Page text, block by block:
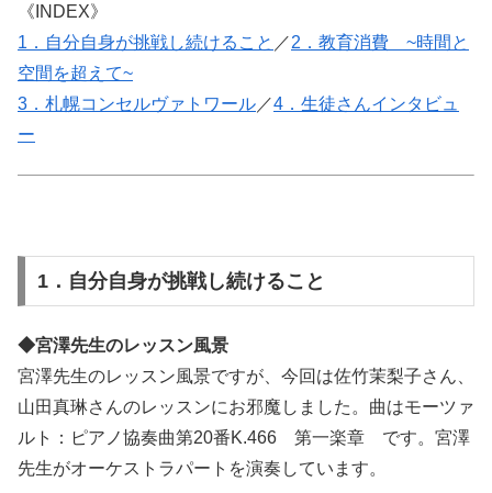
《INDEX》
1．自分自身が挑戦し続けること ／2．教育消費 ~時間と
空間を超えて~
3．札幌コンセルヴァトワール ／4．生徒さんインタビュ
ー
1．自分自身が挑戦し続けること
◆宮澤先生のレッスン風景
宮澤先生のレッスン風景ですが、今回は佐竹茉梨子さん、
山田真琳さんのレッスンにお邪魔しました。曲はモーツァ
ルト：ピアノ協奏曲第20番K.466 第一楽章 です。宮澤
先生がオーケストラパートを演奏しています。